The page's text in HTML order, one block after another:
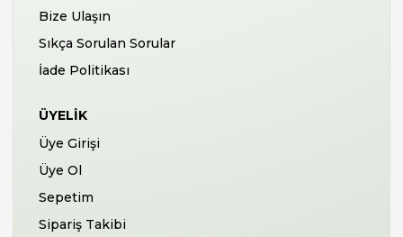
Bize Ulaşın
Sıkça Sorulan Sorular
İade Politikası
ÜYELIK
Üye Girişi
Üye Ol
Sepetim
Sipariş Takibi